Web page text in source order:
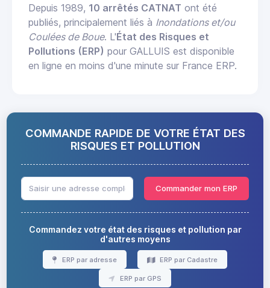
Depuis 1989, 10 arrêtés CATNAT ont été
publiés, principalement liés à Inondations et/ou
Coulées de Boue. L'État des Risques et
Pollutions (ERP) pour GALLUIS est disponible
en ligne en moins d'une minute sur France ERP.
COMMANDE RAPIDE DE VOTRE ÉTAT DES
RISQUES ET POLLUTION
Commander mon ERP
Commandez votre état des risques et pollution par
d'autres moyens
ERP par adresse ERP par Cadastre
ERP par GPS